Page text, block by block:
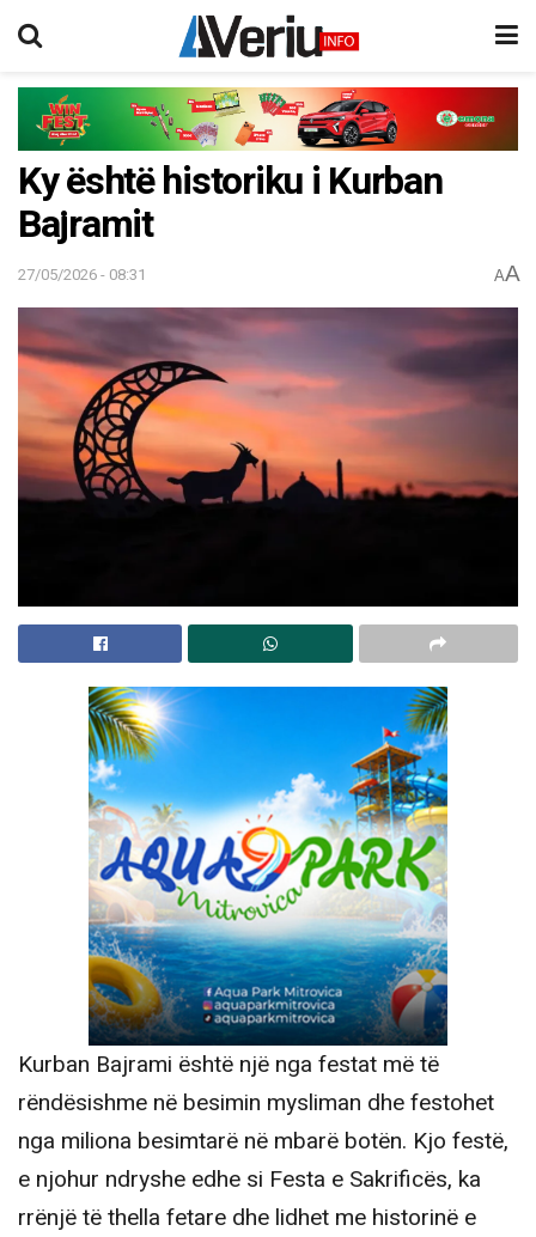
Ky është historiku i Kurban
Bajramit
27/05/2026 - 08:31 AA
Kurban Bajrami është një nga festat më të
rëndësishme në besimin mysliman dhe festohet
nga miliona besimtarë në mbarë botën. Kjo festë,
e njohur ndryshe edhe si Festa e Sakrificës, ka
rrënjë të thella fetare dhe lidhet me historinë e